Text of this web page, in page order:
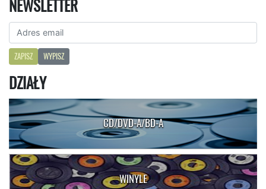
NEWSLETTER
ZAPISZ WYPISZ
DZIAŁY
CD/DVD-A/BD-A
WINYLE